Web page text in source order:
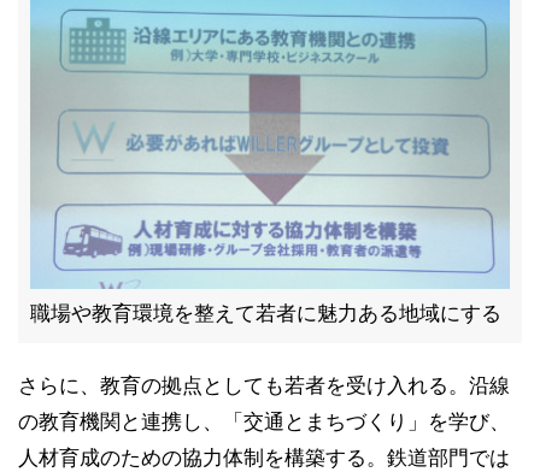
職場や教育環境を整えて若者に魅力ある地域にする
さらに、教育の拠点としても若者を受け入れる。沿線
の教育機関と連携し、「交通とまちづくり」を学び、
人材育成のための協力体制を構築する。鉄道部門では